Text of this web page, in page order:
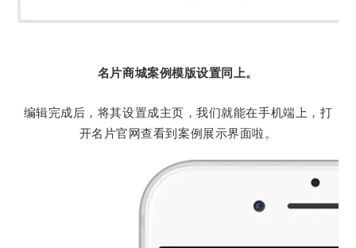
名片商城案例模版设置同上。
编辑完成后，将其设置成主页，我们就能在手机端上，打
开名片官网查看到案例展示界面啦。